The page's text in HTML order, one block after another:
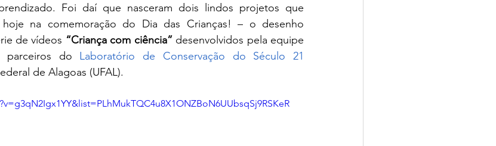
Foi daí que nasceram dois lindos projetos que
hoje na comemoração do Dia das Crianças! – o desenho
de vídeos “Criança com ciência” desenvolvidos pela equipe
parceiros do Laboratório de Conservação do Século 21
de Alagoas (UFAL).